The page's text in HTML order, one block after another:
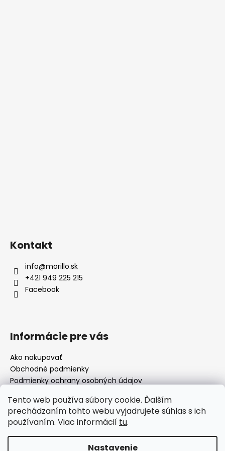
Tento web používa súbory cookie. Ďalším
prechádzaním tohto webu vyjadrujete súhlas s ich
používaním. Viac informácií tu.
Nastavenie
Kontakt
info@morillo.sk
+421 949 225 215
Facebook
Informácie pre vás
Ako nakupovať
Obchodné podmienky
Podmienky ochrany osobných údajov